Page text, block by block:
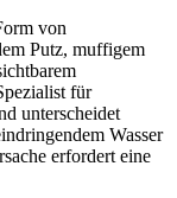
von
Putz, muffigem
für
unterscheidet
Wasser
erfordert eine